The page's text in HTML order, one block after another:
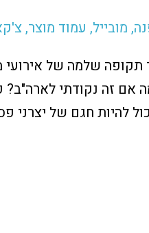
, מובייל, עמוד מוצר,
להיות חגם של